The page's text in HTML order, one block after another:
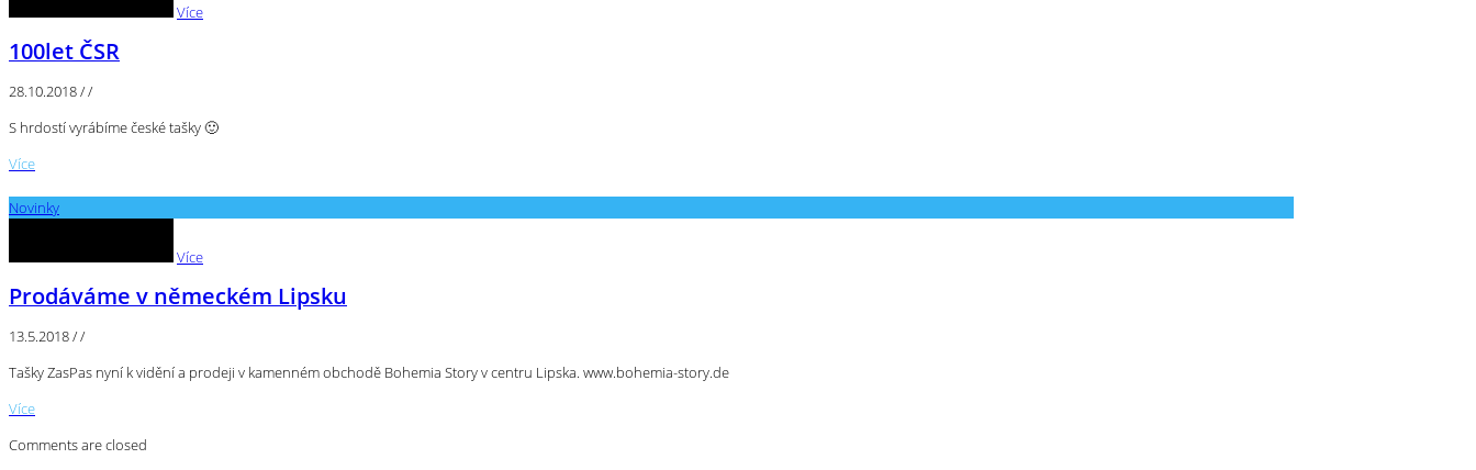
Více
100let ČSR
28.10.2018//
S hrdostí vyrábíme české tašky 🙂
Více
Novinky
Více
Prodáváme v německém Lipsku
13.5.2018//
Tašky ZasPas nyní k vidění a prodeji v kamenném obchodě Bohemia Story v centru Lipska. www.bohemia-story.de
Více
Comments are closed